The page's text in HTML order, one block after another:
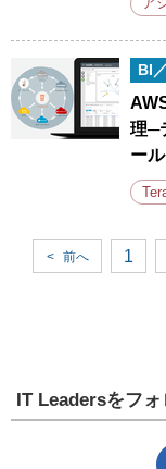
ア
BI
理─
ール
< 前へ 1
IT Leadersをフォ